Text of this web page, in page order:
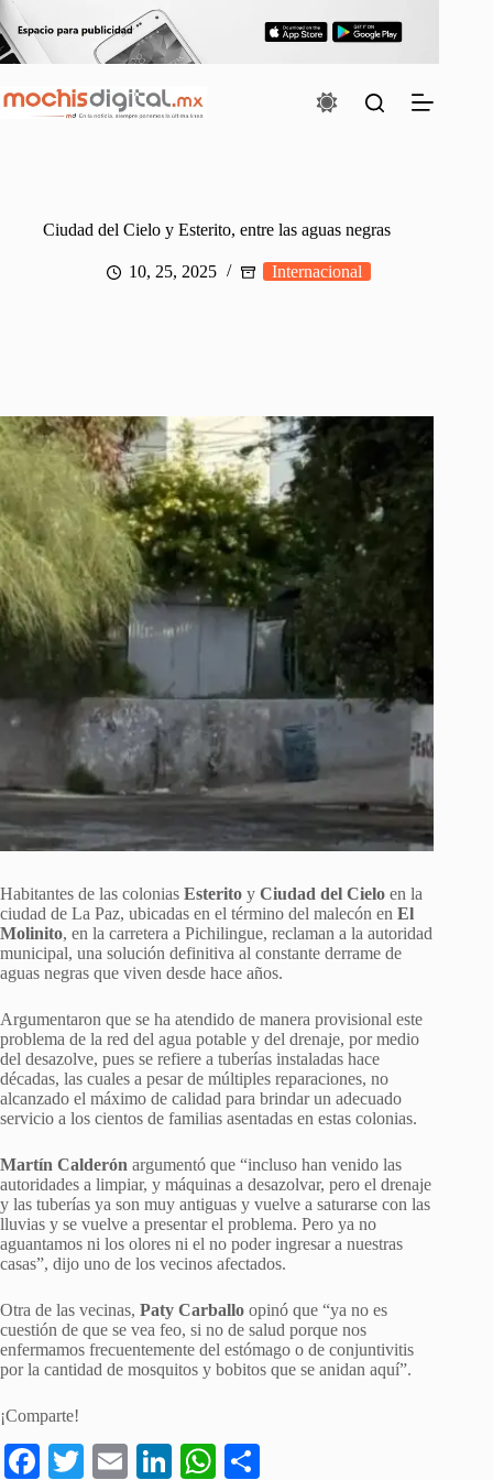
Saltar
al
contenido
Ciudad del Cielo y Esterito, entre las aguas negras
10, 25, 2025 Internacional
Habitantes de las colonias Esterito y Ciudad del Cielo en la
ciudad de La Paz, ubicadas en el término del malecón en El
Molinito, en la carretera a Pichilingue, reclaman a la autoridad
municipal, una solución definitiva al constante derrame de
aguas negras que viven desde hace años.
Argumentaron que se ha atendido de manera provisional este
problema de la red del agua potable y del drenaje, por medio
del desazolve, pues se refiere a tuberías instaladas hace
décadas, las cuales a pesar de múltiples reparaciones, no
alcanzado el máximo de calidad para brindar un adecuado
servicio a los cientos de familias asentadas en estas colonias.
Martín Calderón argumentó que “incluso han venido las
autoridades a limpiar, y máquinas a desazolvar, pero el drenaje
y las tuberías ya son muy antiguas y vuelve a saturarse con las
lluvias y se vuelve a presentar el problema. Pero ya no
aguantamos ni los olores ni el no poder ingresar a nuestras
casas”, dijo uno de los vecinos afectados.
Otra de las vecinas, Paty Carballo opinó que “ya no es
cuestión de que se vea feo, si no de salud porque nos
enfermamos frecuentemente del estómago o de conjuntivitis
por la cantidad de mosquitos y bobitos que se anidan aquí”.
¡Comparte!
Fa T
E
Li
W